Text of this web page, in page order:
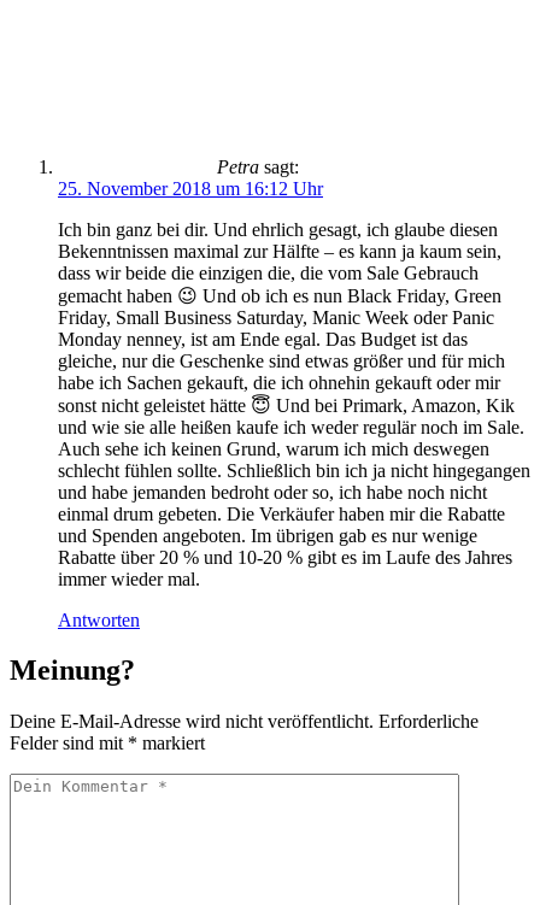
Petra sagt:
25. November 2018 um 16:12 Uhr
Ich bin ganz bei dir. Und ehrlich gesagt, ich glaube diesen
Bekenntnissen maximal zur Hälfte – es kann ja kaum sein,
dass wir beide die einzigen die, die vom Sale Gebrauch
gemacht haben 😉 Und ob ich es nun Black Friday, Green
Friday, Small Business Saturday, Manic Week oder Panic
Monday nenney, ist am Ende egal. Das Budget ist das
gleiche, nur die Geschenke sind etwas größer und für mich
habe ich Sachen gekauft, die ich ohnehin gekauft oder mir
sonst nicht geleistet hätte 😇 Und bei Primark, Amazon, Kik
und wie sie alle heißen kaufe ich weder regulär noch im Sale.
Auch sehe ich keinen Grund, warum ich mich deswegen
schlecht fühlen sollte. Schließlich bin ich ja nicht hingegangen
und habe jemanden bedroht oder so, ich habe noch nicht
einmal drum gebeten. Die Verkäufer haben mir die Rabatte
und Spenden angeboten. Im übrigen gab es nur wenige
Rabatte über 20 % und 10-20 % gibt es im Laufe des Jahres
immer wieder mal.
Antworten
Meinung?
Deine E-Mail-Adresse wird nicht veröffentlicht. Erforderliche
Felder sind mit * markiert